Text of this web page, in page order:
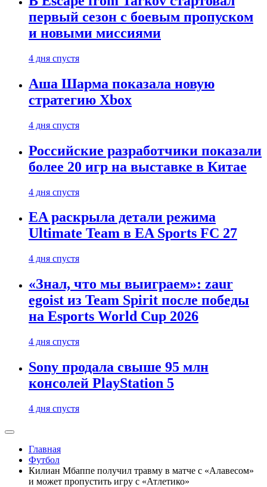
первый сезон с боевым пропуском
и новыми миссиями
4 дня спустя
Аша Шарма показала новую
стратегию Xbox
4 дня спустя
Российские разработчики показали
более 20 игр на выставке в Китае
4 дня спустя
EA раскрыла детали режима
Ultimate Team в EA Sports FC 27
4 дня спустя
«Знал, что мы выиграем»: zaur
egoist из Team Spirit после победы
на Esports World Cup 2026
4 дня спустя
Sony продала свыше 95 млн
консолей PlayStation 5
4 дня спустя
Главная
Футбол
Килиан Мбаппе получил травму в матче с «Алавесом»
и может пропустить игру с «Атлетико»